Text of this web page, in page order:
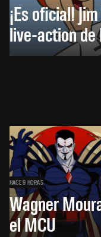
¡Es oficial!
live-action de
HACE 9 HORAS
Wagner
el MCU